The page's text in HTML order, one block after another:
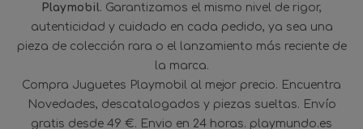
Playmobil. Garantizamos el mismo nivel de rigor,
autenticidad y cuidado en cada pedido, ya sea una
pieza de colección rara o el lanzamiento más reciente de
la marca.
Compra Juguetes Playmobil al mejor precio. Encuentra
Novedades, descatalogados y piezas sueltas. Envío
gratis desde 49 €. Envio en 24 horas. playmundo.es